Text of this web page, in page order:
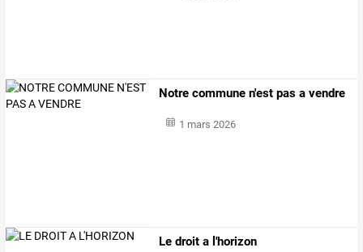
Notre commune n'est pas a vendre
1 mars 2026
Le droit a l'horizon